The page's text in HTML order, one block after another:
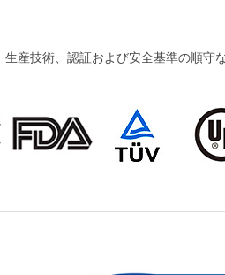
産技術、認証および安全基準の順